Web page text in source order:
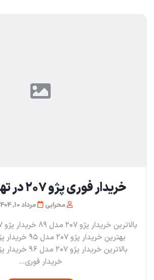
خریدار فوری پژو ۲۰۷ در تهران و کرج
محرابی مرداد 10, 1404
خریدار فوری...